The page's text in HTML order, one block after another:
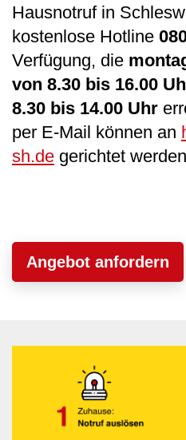
Hausnotruf in
kostenlose Hotline
Verfügung, die
von 8.30 bis 16.00
8.30 bis 14.00 Uhr
per E-Mail können an
sh.de gerichtet
Angebot anfordern